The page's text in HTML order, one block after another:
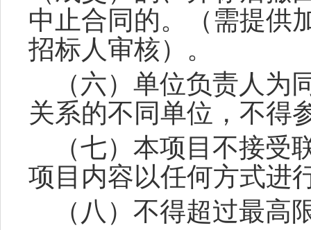
中止合同的。（需提供
招标人审核）。
（六）单位负责人
关系的不同单位，不得
（七）本项目不接
项目内容以任何方式进
（八）不得超过最高